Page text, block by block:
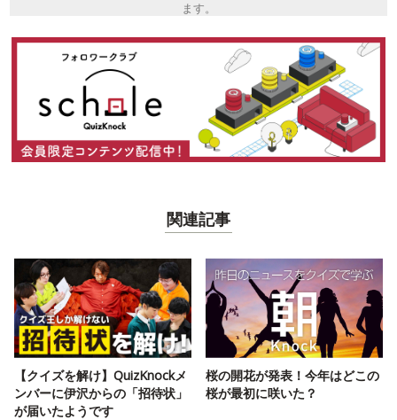
ます。
関連記事
【クイズを解け】QuizKnockメ
ンバーに伊沢からの「招待状」
が届いたようです
桜の開花が発表！今年はどこの
桜が最初に咲いた？